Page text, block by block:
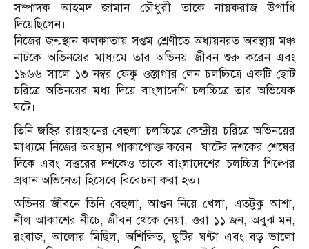
সম্পাদক আহমদ জামান চৌধুরী তাকে নায়করাজ উপাধি
দিয়েছিলেন।
নিজের জন্মস্থান কলকাতায় সপ্তম শ্রেণীতে অধ্যয়নরত অবস্থায় মঞ্চ
নাটকে অভিনয়ের মাধ্যমে তার অভিনয় জীবন শুরু করেন এবং
১৯৬৬ সালে ১৩ নম্বর ফেকু ওস্তাগার লেন চলচ্চিত্রে একটি ছোট
চরিত্রে অভিনয়ের মধ্য দিয়ে বাংলাদেশি চলচ্চিত্রে তার অভিষেক
ঘটে।
তিনি জহির রায়হানের বেহুলা চলচ্চিত্রে কেন্দ্রীয় চরিত্রে অভিনয়ের
মাধ্যমে নিজের অবস্থান পাকাপোক্ত করেন। ষাটের দশকের শেষের
দিকে এবং সত্তরের দশকেও তাকে বাংলাদেশের চলচ্চিত্র শিল্পের
প্রধান অভিনেতা হিসেবে বিবেচনা করা হত।
অভিনয় জীবনে তিনি বেহুলা, আগুন নিয়ে খেলা, এতটুকু আশা,
নীল আকাশের নীচে, জীবন থেকে নেয়া, ওরা ১১ জন, অবুঝ মন,
রংবাজ, আলোর মিছিল, অশিক্ষিত, ছুটির ঘণ্টা এবং বড় ভালো